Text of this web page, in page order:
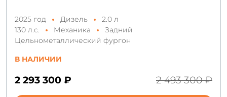
2025 год Дизель
2.0 л
130 л.с.
Механика
Задний
Цельнометаллический фургон
В НАЛИЧИИ
2 293 300 ₽ 2 493 300 ₽